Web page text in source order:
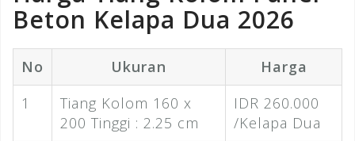
Beton Kelapa Dua 2026
No Ukuran
Harga
1
Tiang Kolom 160 x
200 Tinggi : 2.25 cm
IDR 260.000
/Kelapa Dua